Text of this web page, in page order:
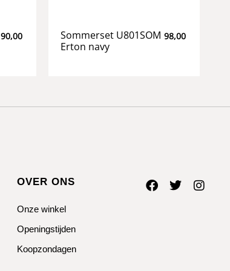
90,00
Sommerset U801SOM
Erton navy
98,00
OVER ONS
Onze winkel
Openingstijden
Koopzondagen